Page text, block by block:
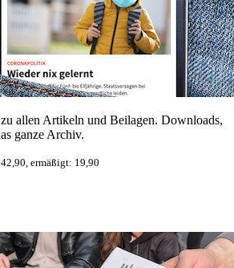
allen Artikeln und Beilagen. Downloads,
ganze Archiv.
ermäßigt: 19,90